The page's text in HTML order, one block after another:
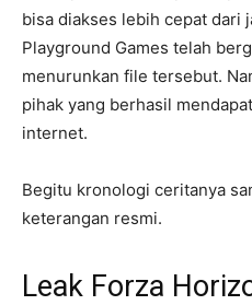
bisa diakses lebih cepat dari
Playground Games telah
menurunkan file tersebut.
pihak yang berhasil
internet.
Begitu kronologi ceritanya
keterangan resmi.
Leak Forza